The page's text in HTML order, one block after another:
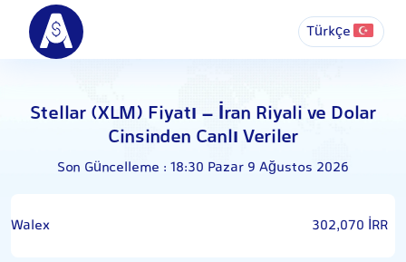
Türkçe
Stellar (XLM) Fiyatı – İran Riyali ve Dolar
Cinsinden Canlı Veriler
Son Güncelleme : 18:30 Pazar 9 Ağustos 2026
Walex 302,070 İRR